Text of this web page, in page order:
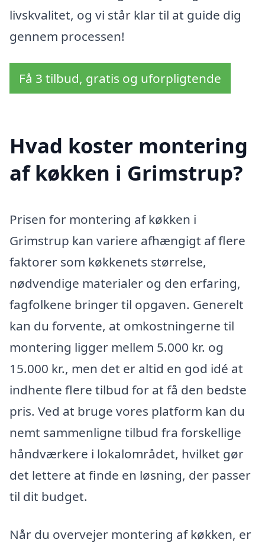
livskvalitet, og vi står klar til at guide dig
gennem processen!
Få 3 tilbud, gratis og uforpligtende
Hvad koster montering
af køkken i Grimstrup?
Prisen for montering af køkken i
Grimstrup kan variere afhængigt af flere
faktorer som køkkenets størrelse,
nødvendige materialer og den erfaring,
fagfolkene bringer til opgaven. Generelt
kan du forvente, at omkostningerne til
montering ligger mellem 5.000 kr. og
15.000 kr., men det er altid en god idé at
indhente flere tilbud for at få den bedste
pris. Ved at bruge vores platform kan du
nemt sammenligne tilbud fra forskellige
håndværkere i lokalområdet, hvilket gør
det lettere at finde en løsning, der passer
til dit budget.
Når du overvejer montering af køkken, er